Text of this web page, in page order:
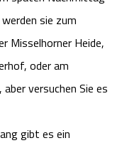
sie zum
Misselhorner Heide,
oder am
versuchen Sie es
gibt es ein